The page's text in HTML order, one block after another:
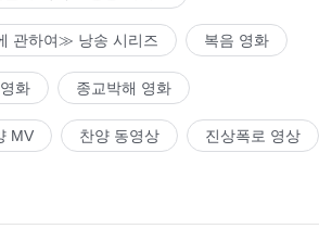
관하여≫ 낭송 시리즈 복음 영화
화 종교박해 영화
MV 찬양 동영상 진상폭로 영상